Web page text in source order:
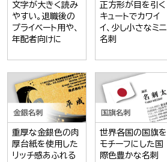
文字が大きく読み
やすい。退職後の
プライベート用や、
年配者向けに
正方形が目を引く
キュートでカワイ
イ、少し小さなミニ
名刺
重厚な金銀色の肉
厚台紙を使用した
リッチ感あふれる
世界各国の国旗を
モチーフにした国
際色豊かな名刺